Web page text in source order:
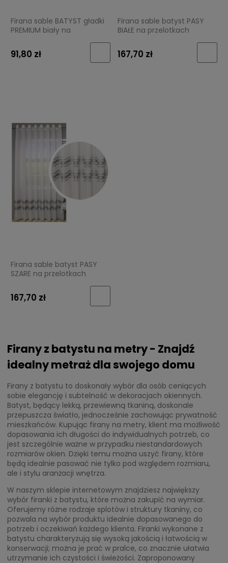
Firana sable BATYST gładki
PREMIUM biały na
91,80 zł
Firana sable batyst PASY
BIAŁE na przelotkach
167,70 zł
Firana sable batyst PASY
SZARE na przelotkach
167,70 zł
Firany z batystu na metry - Znajdź
idealny metraż dla swojego domu
Firany z batystu to doskonały wybór dla osób ceniących
sobie elegancję i subtelność w dekoracjach okiennych.
Batyst, będący lekką, przewiewną tkaniną, doskonale
przepuszcza światło, jednocześnie zachowując prywatność
mieszkańców. Kupując firany na metry, klient ma możliwość
dopasowania ich długości do indywidualnych potrzeb, co
jest szczególnie ważne w przypadku niestandardowych
rozmiarów okien. Dzięki temu można uszyć firany, które
będą idealnie pasować nie tylko pod względem rozmiaru,
ale i stylu aranżacji wnętrza.
W naszym sklepie internetowym znajdziesz największy
wybór firanki z batystu, które można zakupić na wymiar.
Oferujemy różne rodzaje splotów i struktury tkaniny, co
pozwala na wybór produktu idealnie dopasowanego do
potrzeb i oczekiwań każdego klienta. Firanki wykonane z
batystu charakteryzują się wysoką jakością i łatwością w
konserwacji; można je prać w pralce, co znacznie ułatwia
utrzymanie ich czystości i świeżości. Zaproponowany